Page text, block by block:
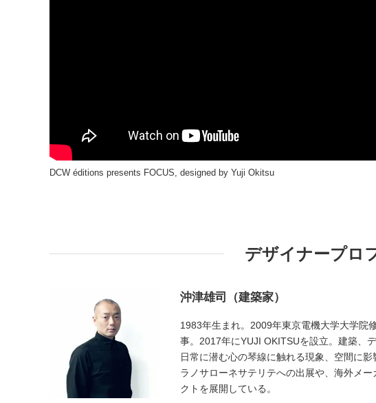
DCW éditions presents FOCUS, designed by Yuji Okitsu
デザイナープロ
沖津雄司（建築家）
1983年生まれ。2009年東京電機大学大学院
事。2017年にYUJI OKITSUを設立。建築、
日常に潜む心の琴線に触れる現象、空間に
ラノサローネサテリテへの出展や、海外メ
クトを展開している。